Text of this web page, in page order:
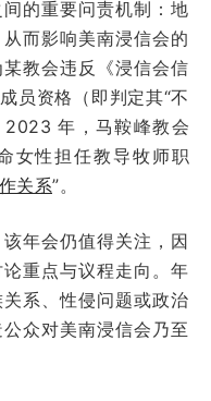
的重要问责机制：地
而影响美南浸信会的
教会违反《浸信会信
员资格（即判定其“不
2023 年，马鞍峰教会
女性担任教导牧师职
关系”。
年会仍值得关注，因
重点与议程走向。年
系、性侵问题或政治
众对美南浸信会乃至